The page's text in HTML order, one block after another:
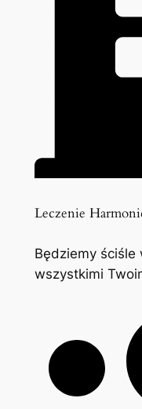
Leczenie
Będziemy ściśle
wszystkimi